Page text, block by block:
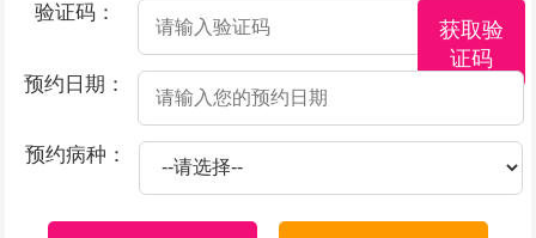
验证码：
获取验
证码
预约日期：
预约病种：